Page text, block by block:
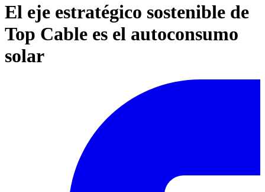
El eje estratégico sostenible de
Top Cable es el autoconsumo
solar